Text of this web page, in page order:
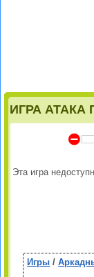
ИГРА
Y
Эта игра
Игры /